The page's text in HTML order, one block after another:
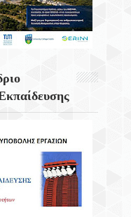
Πόλεις
Στο
Κρήτης
– Θέατρο
Μπετόβεν Και
Τον Βαθύφωνο